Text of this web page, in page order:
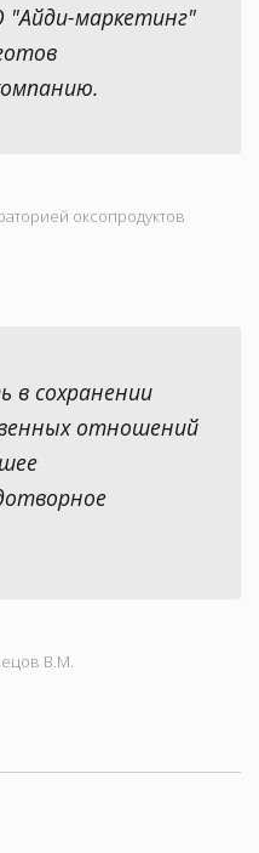
маркетинг"
оксопродуктов
в сохранении
отношений
В.М.